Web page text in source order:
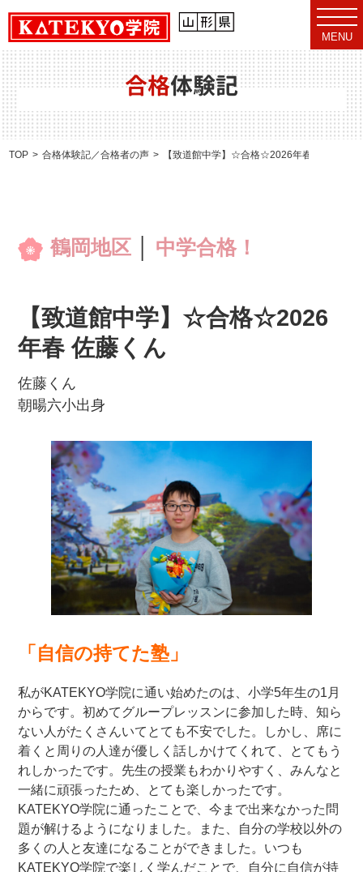
t
o
g
g
l
e
n
v
i
g
MENU
合格体験記
TOP 合格体験記／合格者の声 【致道館中学】☆合格☆2026年春 佐藤くん
鶴岡地区 中学合格！
【致道館中学】☆合格☆2026
年春 佐藤くん
佐藤くん
朝暘六小出身
「自信の持てた塾」
私がKATEKYO学院に通い始めたのは、小学5年生の1月
からです。初めてグループレッスンに参加した時、知ら
ない人がたくさんいてとても不安でした。しかし、席に
着くと周りの人達が優しく話しかけてくれて、とてもう
れしかったです。先生の授業もわかりやすく、みんなと
一緒に頑張ったため、とても楽しかったです。
KATEKYO学院に通ったことで、今まで出来なかった問
題が解けるようになりました。また、自分の学校以外の
多くの人と友達になることができました。いつも
KATEKYO学院で楽しく学んだことで、自分に自信が持